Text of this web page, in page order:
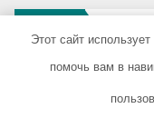
Этот сайт
помочь вам в